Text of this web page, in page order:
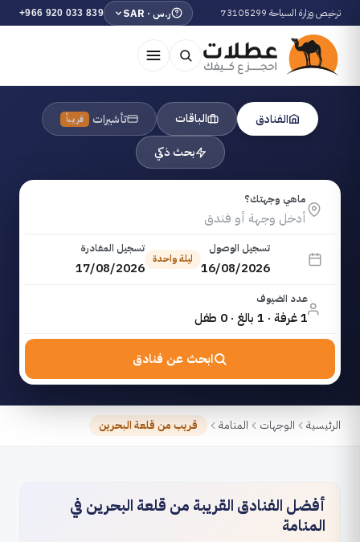
ترخيص وزارة السياحة 73105299 ر.س · SAR +966 920 033 839
الفنادق الباقات تأشيرات قريباً
بحث ذكي
ماهي وجهتك؟
تسجيل الوصول
16/08/2026
ليلة واحدة
تسجيل المغادرة
17/08/2026
عدد الضيوف
1 غرفة · 1 بالغ · 0 طفل
ابحث عن فنادق
الرئيسية الوجهات المنامة قريب من قلعة البحرين
أفضل الفنادق القريبة من قلعة البحرين في
المنامة